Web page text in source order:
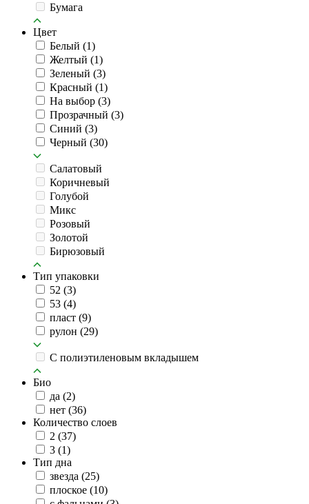
Бумага
Цвет
Белый (1)
Желтый (1)
Зеленый (3)
Красный (1)
На выбор (3)
Прозрачный (3)
Синий (3)
Черный (30)
Салатовый
Коричневый
Голубой
Микс
Розовый
Золотой
Бирюзовый
Тип упаковки
52 (3)
53 (4)
пласт (9)
рулон (29)
C полиэтиленовым вкладышем
Био
да (2)
нет (36)
Количество слоев
2 (37)
3 (1)
Тип дна
звезда (25)
плоское (10)